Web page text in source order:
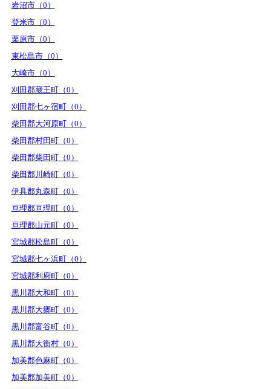
岩沼市（0）
登米市（0）
栗原市（0）
東松島市（0）
大崎市（0）
刈田郡蔵王町（0）
刈田郡七ヶ宿町（0）
柴田郡大河原町（0）
柴田郡村田町（0）
柴田郡柴田町（0）
柴田郡川崎町（0）
伊具郡丸森町（0）
亘理郡亘理町（0）
亘理郡山元町（0）
宮城郡松島町（0）
宮城郡七ヶ浜町（0）
宮城郡利府町（0）
黒川郡大和町（0）
黒川郡大郷町（0）
黒川郡富谷町（0）
黒川郡大衡村（0）
加美郡色麻町（0）
加美郡加美町（0）